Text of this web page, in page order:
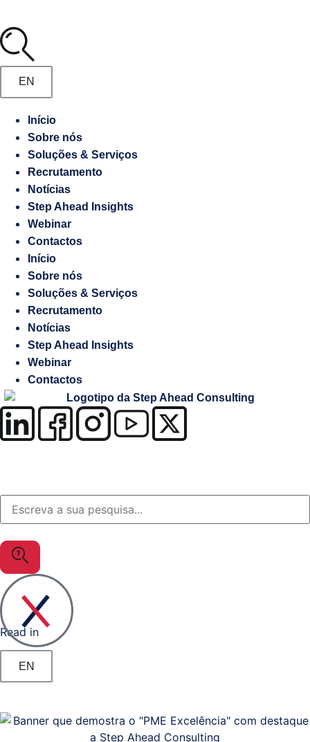
Recrutamento
Responsabilidade
socioambiental
Gestão
Contraordenações
de
Encargos
Salesforce
Soluções
à
medida
OutSystems
Setor
da
MuleSoft
Gestão
Documental
/
Processos
Analytics
EN
Início
Sobre nós
Soluções & Serviços
Recrutamento
Notícias
Step Ahead Insights
Webinar
Contactos
Início
Sobre nós
Soluções & Serviços
Recrutamento
Notícias
Step Ahead Insights
Webinar
Contactos
Read in
EN